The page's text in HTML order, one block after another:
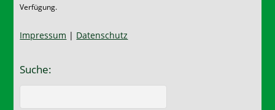
Verfügung.
Impressum | Datenschutz
Suche: